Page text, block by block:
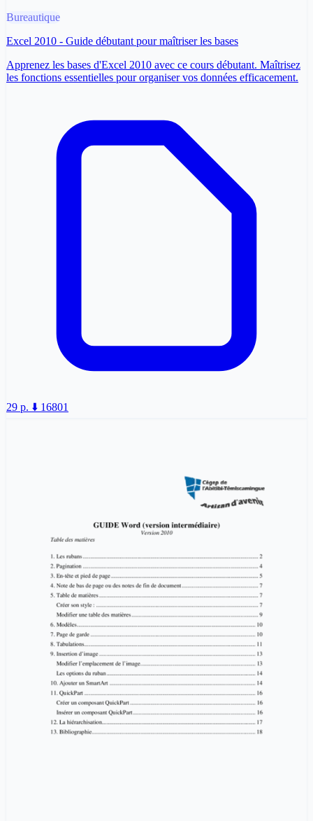
Bureautique
Excel 2010 - Guide débutant pour maîtriser les bases
Apprenez les bases d'Excel 2010 avec ce cours débutant. Maîtrisez
les fonctions essentielles pour organiser vos données efficacement.
29 p. ⬇️ 16801